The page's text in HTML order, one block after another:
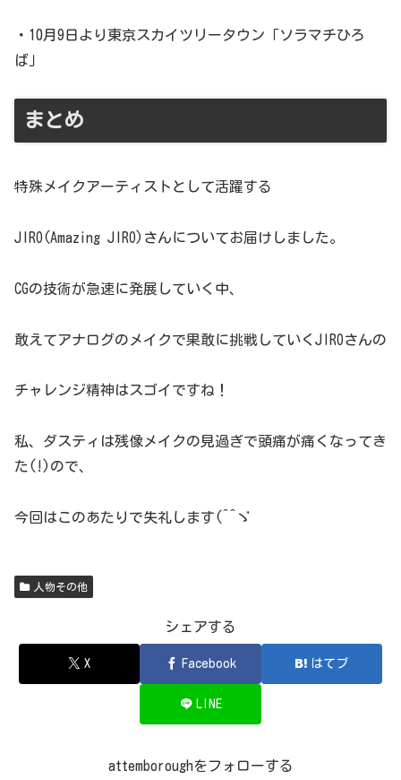
・10月9日より東京スカイツリータウン「ソラマチひろ
ば」
まとめ
特殊メイクアーティストとして活躍する
JIRO(Amazing JIRO)さんについてお届けしました。
CGの技術が急速に発展していく中、
敢えてアナログのメイクで果敢に挑戦していくJIROさんの
チャレンジ精神はスゴイですね！
私、ダスティは残像メイクの見過ぎで頭痛が痛くなってき
た(!)ので、
今回はこのあたりで失礼します(^^ゞ
人物その他
シェアする
X Facebook はてブ
LINE
attemboroughをフォローする